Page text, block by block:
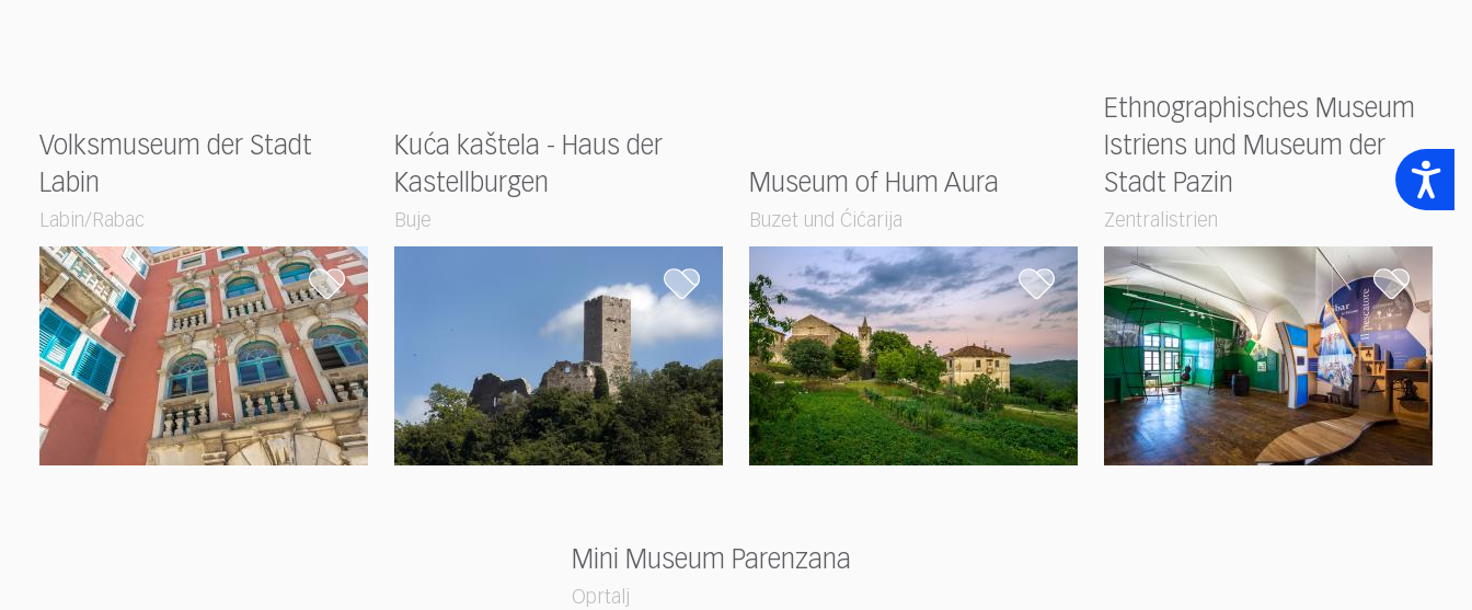
Accessibility
Volksmuseum der Stadt
Labin
Labin/Rabac
Kuća kaštela - Haus der
Kastellburgen
Buje
Museum of Hum Aura
Buzet und Ćićarija
Ethnographisches Museum
Istriens und Museum der
Stadt Pazin
Zentralistrien
Mini Museum Parenzana
Oprtalj